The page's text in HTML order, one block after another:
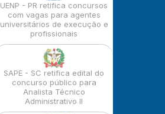
UENP - PR retifica concursos
com vagas para agentes
universitários de execução e
profissionais
SAPE - SC retifica edital do
concurso público para
Analista Técnico
Administrativo II